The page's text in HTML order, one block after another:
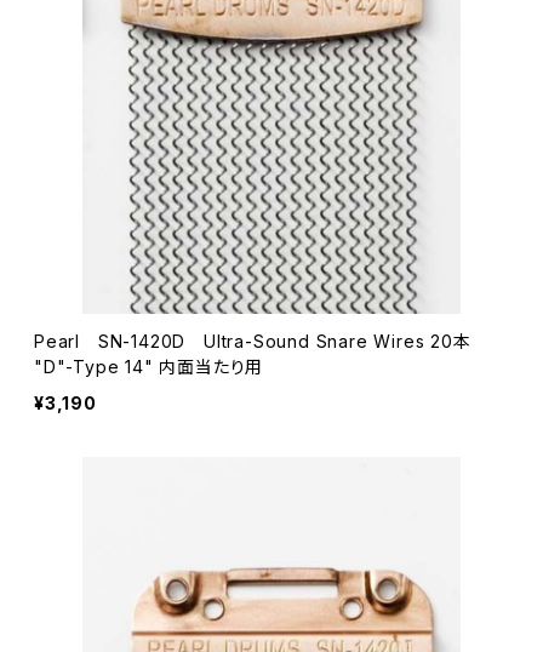
Pearl SN-1420D Ultra-Sound Snare Wires 20本
"D"-Type 14" 内面当たり用
¥3,190